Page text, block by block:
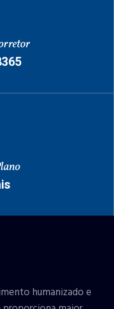
humanizado e